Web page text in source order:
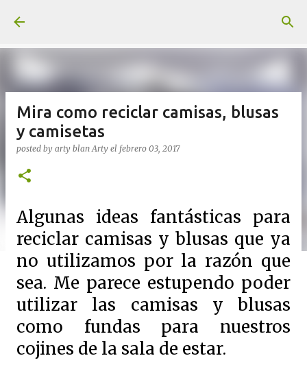
Mira como reciclar camisas, blusas
y camisetas
posted by arty blanArty el febrero 03, 2017
Algunas ideas fantásticas para
reciclar camisas y blusas que ya
no utilizamos por la razón que
sea. Me parece estupendo poder
utilizar las camisas y blusas
como fundas para nuestros
cojines de la sala de estar.